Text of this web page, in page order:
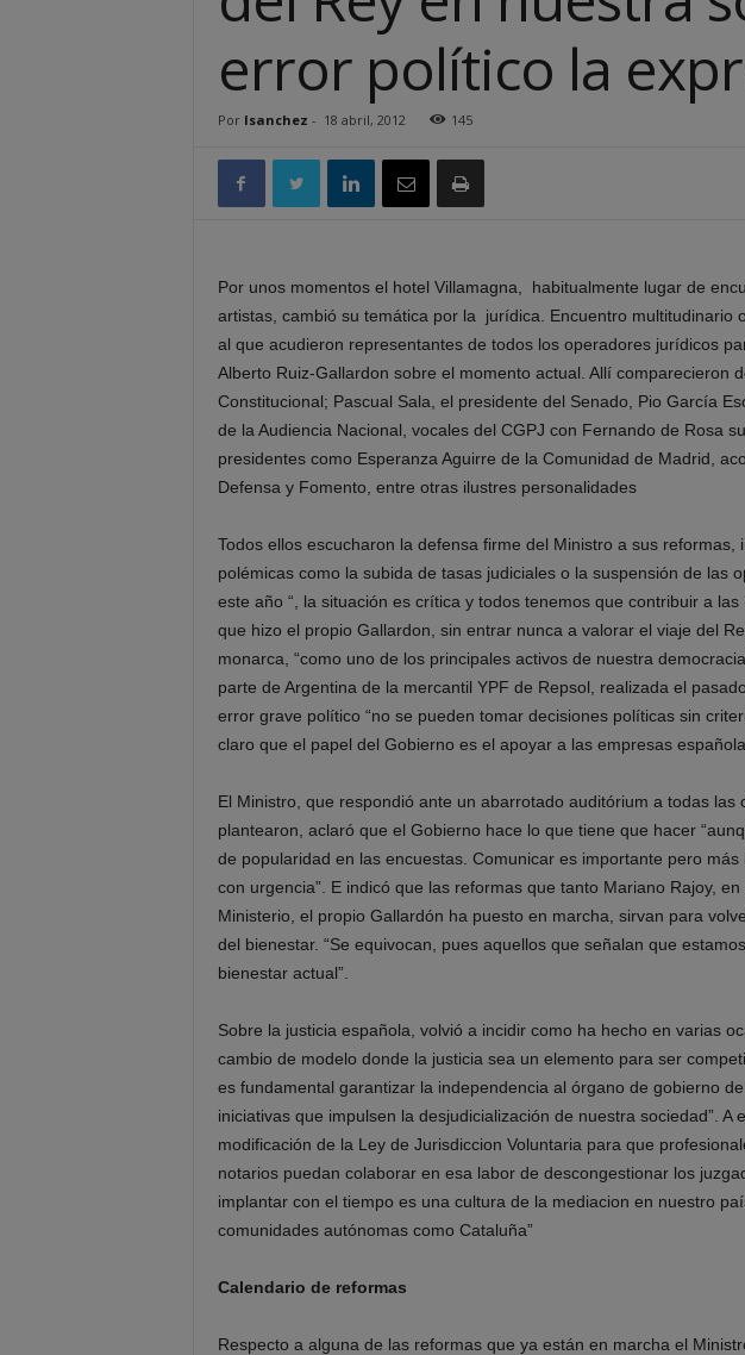
error político la
Por lsanchez - 18 abril, 2012 145
Por unos momentos el hotel Villamagna, habitualmente lugar de
artistas, cambió su temática por la jurídica. Encuentro multitudinario
al que acudieron representantes de todos los operadores jurídicos
Alberto Ruiz-Gallardon sobre el momento actual. Allí comparecieron
Constitucional; Pascual Sala, el presidente del Senado, Pio García
de la Audiencia Nacional, vocales del CGPJ con Fernando de Rosa
presidentes como Esperanza Aguirre de la Comunidad de Madrid,
Defensa y Fomento, entre otras ilustres personalidades
Todos ellos escucharon la defensa firme del Ministro a sus reformas,
polémicas como la subida de tasas judiciales o la suspensión de las
este año “, la situación es crítica y todos tenemos que contribuir a
que hizo el propio Gallardon, sin entrar nunca a valorar el viaje del
monarca, “como uno de los principales activos de nuestra
parte de Argentina de la mercantil YPF de Repsol, realizada el
error grave político “no se pueden tomar decisiones políticas sin
claro que el papel del Gobierno es el apoyar a las empresas
El Ministro, que respondió ante un abarrotado auditórium a todas las
plantearon, aclaró que el Gobierno hace lo que tiene que hacer
de popularidad en las encuestas. Comunicar es importante pero
con urgencia”. E indicó que las reformas que tanto Mariano Rajoy,
Ministerio, el propio Gallardón ha puesto en marcha, sirvan para
del bienestar. “Se equivocan, pues aquellos que señalan que
bienestar actual”.
Sobre la justicia española, volvió a incidir como ha hecho en varias
cambio de modelo donde la justicia sea un elemento para ser
es fundamental garantizar la independencia al órgano de gobierno
iniciativas que impulsen la desjudicialización de nuestra sociedad”. A
modificación de la Ley de Jurisdiccion Voluntaria para que
notarios puedan colaborar en esa labor de descongestionar los
implantar con el tiempo es una cultura de la mediacion en nuestro
comunidades autónomas como Cataluña”
Calendario de reformas
Respecto a alguna de las reformas que ya están en marcha el